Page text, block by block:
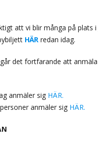
att vi blir många på plats i
HÄR redan idag.
det fortfarande att
anmäler sig HÄR.
anmäler sig HÄR.